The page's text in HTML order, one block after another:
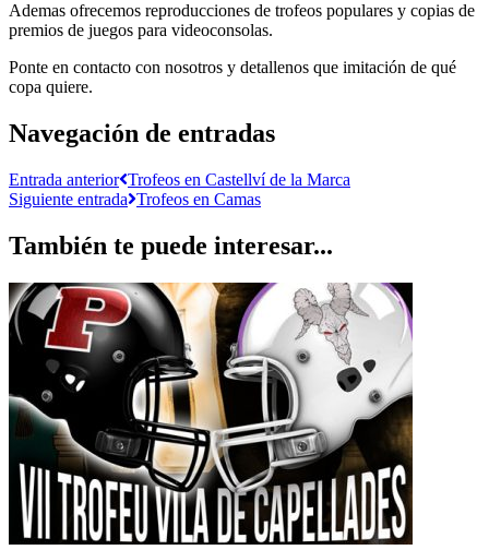
Ademas ofrecemos reproducciones de trofeos populares y copias de
premios de juegos para videoconsolas.
Ponte en contacto con nosotros y detallenos que imitación de qué
copa quiere.
Navegación de entradas
Entrada anterior Trofeos en Castellví de la Marca
Siguiente entrada Trofeos en Camas
También te puede interesar...